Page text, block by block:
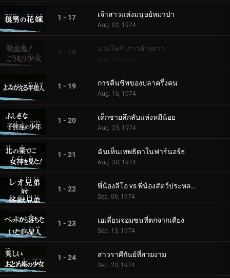
1 - 17 เจ้าสาวแห่งมนุษย์หมาป่า
Aug. 02, 1974
1 - 18 แวมไพร์! สาวค้างคาว
Aug. 09, 1974
1 - 19 การคืนชีพของปลาครึ่งคน
Aug. 16, 1974
1 - 20 เด็กชายลึกลับแห่งหมีน้อย
Aug. 23, 1974
1 - 21 ฉันเห็นเทพธิดาในฟาร์นอร์ธ
Aug. 30, 1974
1 - 22 พี่น้องลีโอ vs พี่น้องสัตว์ประหลาด
Sep. 06, 1974
1 - 23 เอเลี่ยนจอมซนที่ตกจากเตียง
Sep. 13, 1974
1 - 24 สาวราศีกันย์ที่สวยงาม
Sep. 20, 1974